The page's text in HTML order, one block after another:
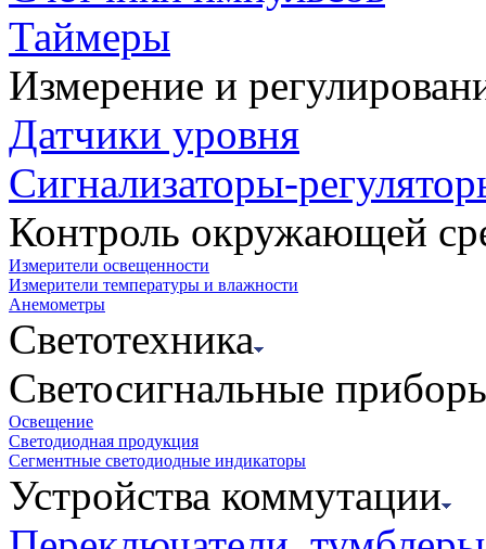
Таймеры
Измерение и
Датчики уровня
Сигнализаторы-
Контроль окружающей
Измерители освещенности
Измерители температуры и влажности
Анемометры
Светотехника
Светосигнальные
Освещение
Светодиодная продукция
Сегментные светодиодные индикаторы
Устройства коммутации